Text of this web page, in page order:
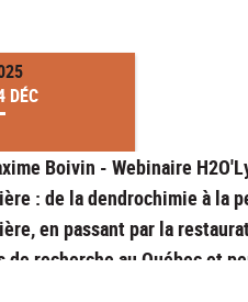
DÉC
Boivin - Webinaire
: de la dendrochimie à la
en passant par la
de recherche au Québec et